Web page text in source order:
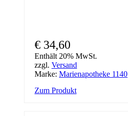
€ 34,60
Enthält 20% MwSt.
zzgl. Versand
Marke: Marienapotheke 1140
Zum Produkt